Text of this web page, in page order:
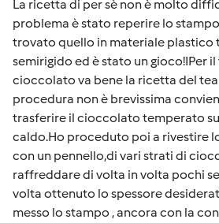
La ricetta di per sè non è molto
problema è stato reperire lo
trovato quello in materiale plastico
semirigido ed è stato un gioco!IPer
cioccolato va bene la ricetta del
procedura non è brevissima
trasferire il cioccolato temperato
caldo.Ho proceduto poi a rivestire
con un pennello,di vari strati di
raffreddare di volta in volta pochi
volta ottenuto lo spessore
messo lo stampo , ancora con la